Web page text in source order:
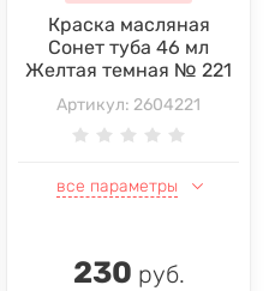
Краска масляная
Сонет туба 46 мл
Желтая темная № 221
Артикул: 2604221
все параметры
230 руб.